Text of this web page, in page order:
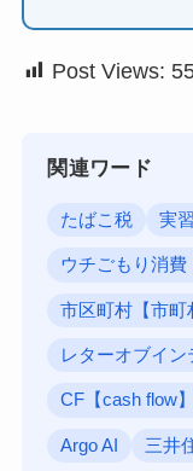
Post Views:
関連ワード
たばこ税 実
ウチごもり消費
市区町村【市町
レターオブイン
CF【cash flow
Argo AI 三井